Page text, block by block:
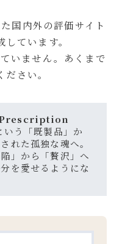
国内外の評価サイト
ています。
いません。あくまで
さい。
いう「既製品」か
れた孤独な魂へ。
」から「贅沢」へ
を愛せるようにな